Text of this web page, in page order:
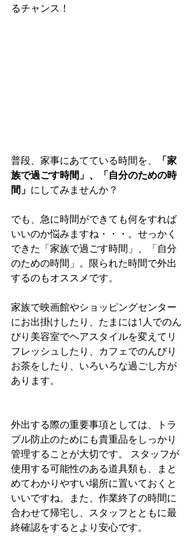
るチャンス！
普段、家事にあてている時間を、
「家
族で過ごす時間」、「自分のための時
間」 にしてみませんか？
でも、急に時間ができても何をすれば
いいのか悩みますね・・・。せっかく
できた「家族で過ごす時間」、「自分
のための時間」。限られた時間で外出
するのもオススメです。
家族で映画館やショッピングセンター
にお出掛けしたり、たまには1人でのん
びり美容室でヘアスタイルを変えてリ
フレッシュしたり、カフェでのんびり
お茶をしたり、いろいろな過ごし方が
あります。
外出する際の重要事項としては、トラ
ブル防止のためにも貴重品をしっかり
管理することが大切です。 スタッフが
使用する可能性のある道具類も、まと
めてわかりやすい場所に置いておくと
いいですね。また、作業終了の時間に
合わせて帰宅し、スタッフとともに最
終確認をするとより安心です。